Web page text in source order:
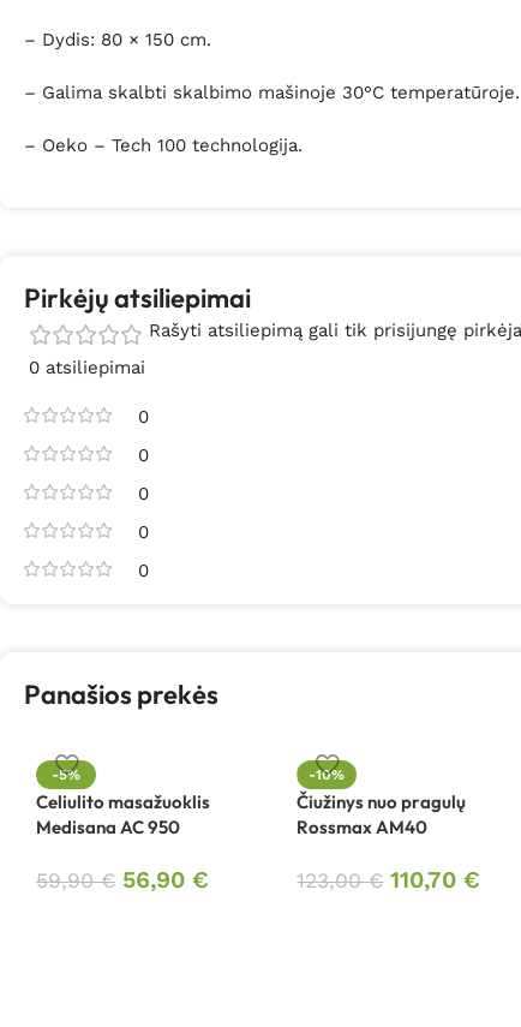
– Dydis: 80 × 150 cm.
– Galima skalbti skalbimo mašinoje 30°C temperatūroje.
– Oeko – Tech 100 technologija.
Pirkėjų atsiliepimai
0 atsiliepimai
0
0
0
0
0
Rašyti atsiliepimą gali tik prisijungę
Panašios prekės
-5%
Celiulito masažuoklis
Medisana AC 950
59,90€ 56,90 €
-10%
Čiužinys nuo pragulų
Rossmax AM40
123,00€ 110,70€